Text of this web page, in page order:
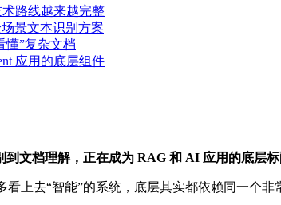
路线越来越完整
景文本识别方案
懂”复杂文档
应用的底层组件
到文档理解，正在成为 RAG 和 AI 应用的底层
上去“智能”的系统，底层其实都依赖同一个